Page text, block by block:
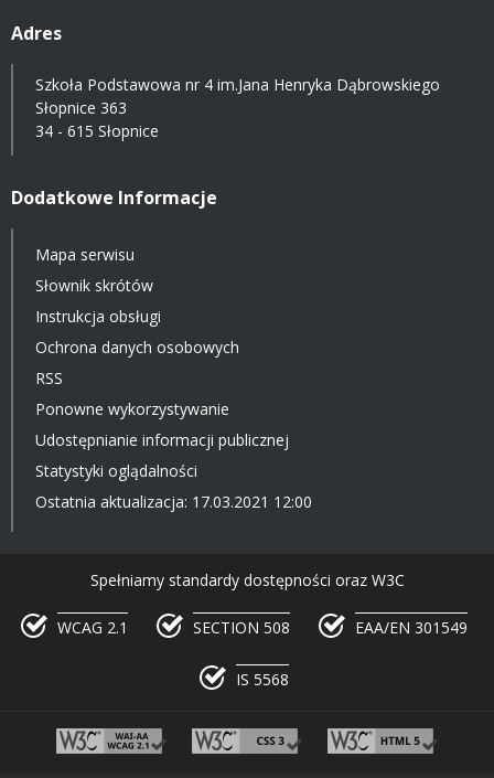
Adres
Szkoła Podstawowa nr 4 im.Jana Henryka Dąbrowskiego
Słopnice 363
34 - 615 Słopnice
Dodatkowe Informacje
Mapa serwisu
Słownik skrótów
Instrukcja obsługi
Ochrona danych osobowych
RSS
Ponowne wykorzystywanie
Udostępnianie informacji publicznej
Statystyki oglądalności
Ostatnia aktualizacja: 17.03.2021 12:00
Spełniamy standardy dostępności oraz W3C
WCAG 2.1 SECTION 508 EAA/EN 301549
IS 5568